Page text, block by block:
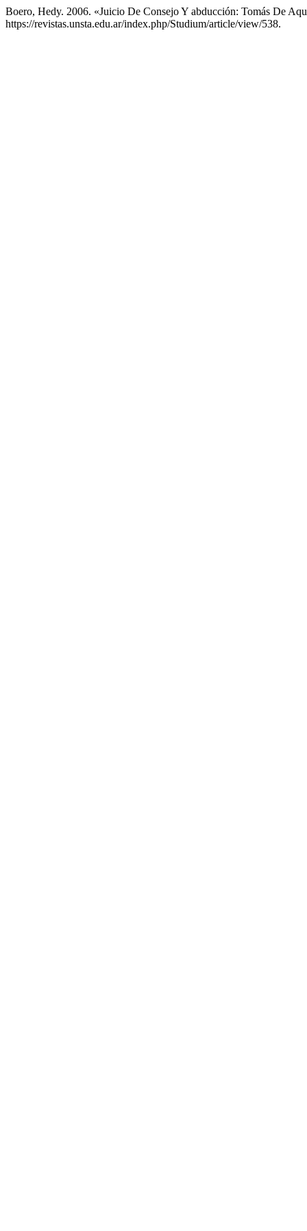
Boero, Hedy. 2006. «Juicio De Consejo Y abducción: Tomás De
https://revistas.unsta.edu.ar/index.php/Studium/article/view/538.